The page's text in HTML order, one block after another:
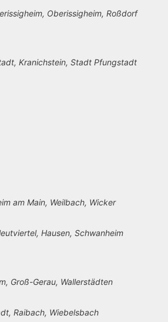
Oberissigheim, Roßdorf
Kranichstein, Stadt Pfungstadt
am Main, Weilbach, Wicker
Hausen, Schwanheim
Groß-Gerau, Wallerstädten
Raibach, Wiebelsbach